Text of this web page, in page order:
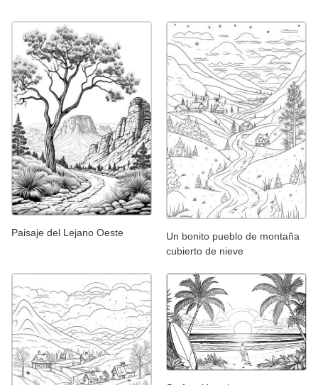
Paisaje del Lejano Oeste
Un bonito pueblo de montaña
cubierto de nieve